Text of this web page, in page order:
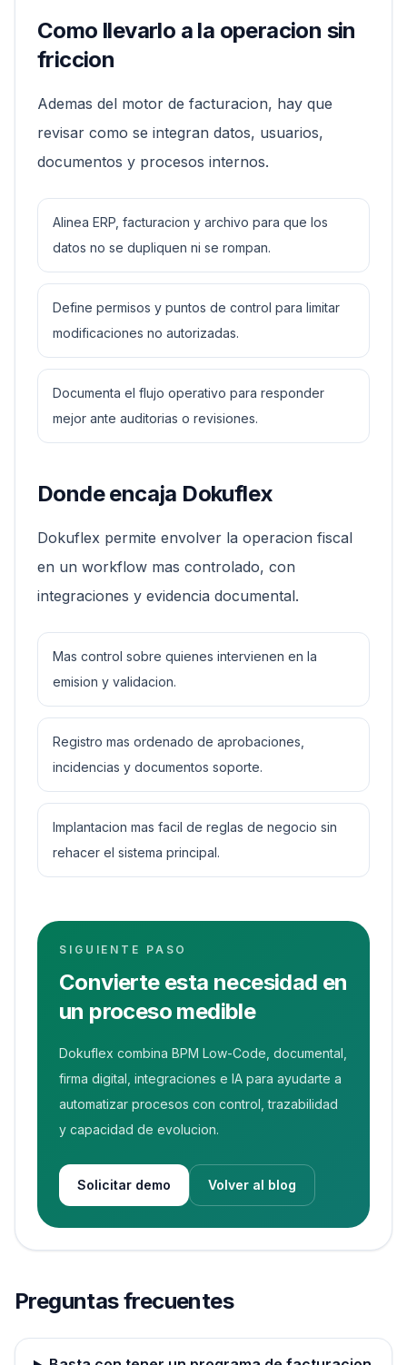
Como llevarlo a la operacion sin
friccion
Ademas del motor de facturacion, hay que
revisar como se integran datos, usuarios,
documentos y procesos internos.
Alinea ERP, facturacion y archivo para que los
datos no se dupliquen ni se rompan.
Define permisos y puntos de control para limitar
modificaciones no autorizadas.
Documenta el flujo operativo para responder
mejor ante auditorias o revisiones.
Donde encaja Dokuflex
Dokuflex permite envolver la operacion fiscal
en un workflow mas controlado, con
integraciones y evidencia documental.
Mas control sobre quienes intervienen en la
emision y validacion.
Registro mas ordenado de aprobaciones,
incidencias y documentos soporte.
Implantacion mas facil de reglas de negocio sin
rehacer el sistema principal.
SIGUIENTE PASO
Convierte esta necesidad en
un proceso medible
Dokuflex combina BPM Low-Code, documental,
firma digital, integraciones e IA para ayudarte a
automatizar procesos con control, trazabilidad
y capacidad de evolucion.
Solicitar demo Volver al blog
Preguntas frecuentes